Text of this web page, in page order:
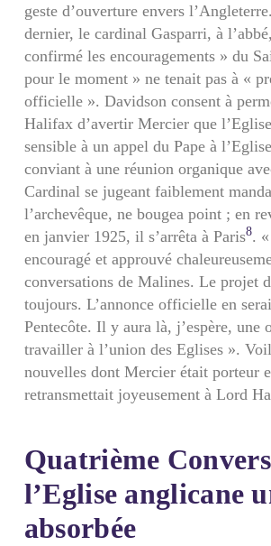
geste d’ouverture envers
dernier, le cardinal Gasparri, à
confirmé les encouragements » du
pour le moment » ne tenait pas à «
officielle ». Davidson consent à
Halifax d’avertir Mercier que
sensible à un appel du Pape à
conviant à une réunion organique
Cardinal se jugeant faiblement
l’archevêque, ne bougea point ; en
en janvier 1925, il s’arrêta à Paris8.
encouragé et approuvé
conversations de Malines. Le projet
toujours. L’annonce officielle en
Pentecôte. Il y aura là, j’espère, une
travailler à l’union des Eglises ».
nouvelles dont Mercier était porteur
retransmettait joyeusement à Lord
Quatrième
l’Eglise anglicane
absorbée